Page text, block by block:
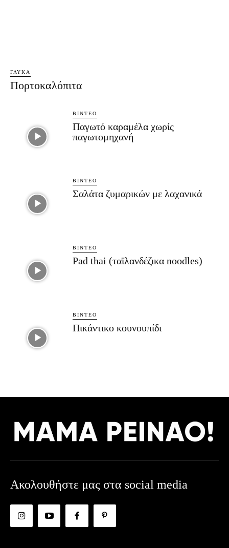
ΓΛΥΚΆ
Πορτοκαλόπιτα
ΒΊΝΤΕΟ
Παγωτό καραμέλα χωρίς
παγωτομηχανή
ΒΊΝΤΕΟ
Σαλάτα ζυμαρικών με λαχανικά
ΒΊΝΤΕΟ
Pad thai (ταϊλανδέζικα noodles)
ΒΊΝΤΕΟ
Πικάντικο κουνουπίδι
Ακολουθήστε μας στα social media